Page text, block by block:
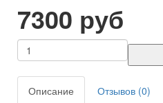
7300 руб
Описание Отзывов (0)